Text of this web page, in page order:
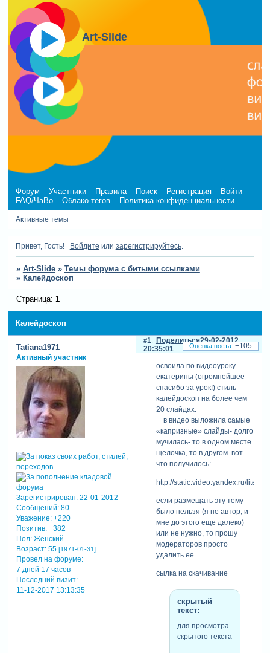
Art-Slide
Форум Участники Правила Поиск Регистрация
Войти
FAQ/ЧаВо
Облако тегов Политика конфиденциальности
Активные темы
Привет, Гость! Войдите или зарегистрируйтесь.
» Art-Slide » Темы форума с битыми ссылками
» Калейдоскоп
Калейдоскоп
Страница: 1
Поделиться
1
29-02-2012
20:35:01
Tatiana1971
Активный участник
Зарегистрирован: 22-01-2012
Сообщений:80
Уважение: +220
Позитив: +382
Пол:Женский
Возраст:55 [1971-01-31]
Провел на форуме:
7 дней 17 часов
Последний визит:
11-12-2017 13:13:35
освоила по видеоуроку
екатерины (огромнейшее
спасибо за урок!) стиль
калейдоскоп на более чем
20 слайдах.
в видео выложила самые
«капризные» слайды- долго
мучилась- то в одном месте
щелочка, то в другом. вот
что получилось:
http://static.video.yandex.ru/lite/
если размещать эту тему
было нельзя (я не автор, и
мне до этого еще далеко)
или не нужно, то прошу
модераторов просто
удалить ее.
сылка на скачивание
скрытый
текст:
для просмотра
скрытого текста
-
+105